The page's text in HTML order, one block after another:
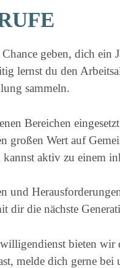
geben, dich ein
lernst du den
sammeln.
Bereichen
großen Wert auf
aktiv zu einem
und
dir die nächste
bieten
melde dich gerne